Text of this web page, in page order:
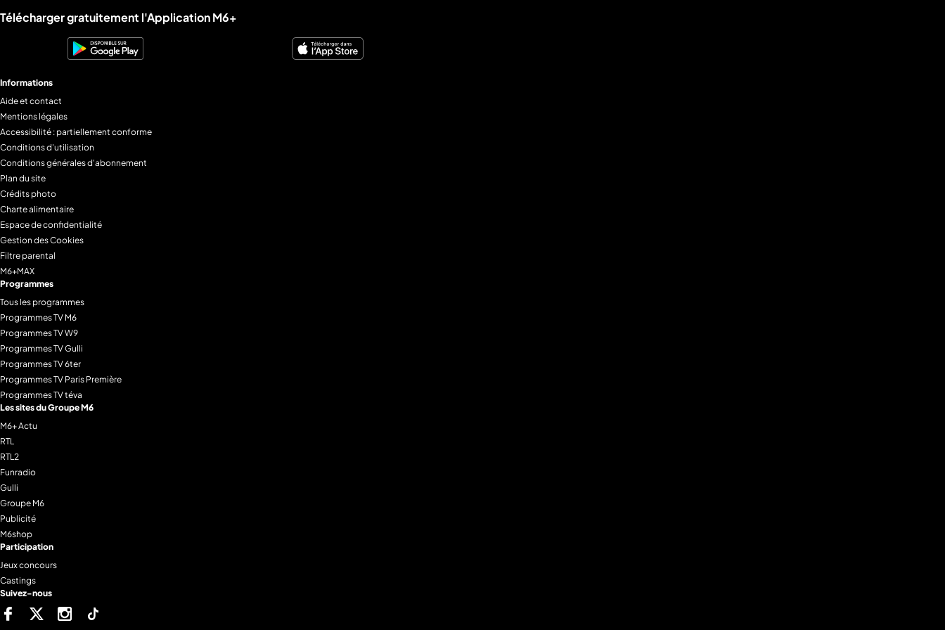
Liens utiles M6+.
Télécharger gratuitement l'Application M6+
Informations
Aide et contact
Mentions légales
Accessibilité : partiellement conforme
Conditions d'utilisation
Conditions générales d'abonnement
Plan du site
Crédits photo
Charte alimentaire
Espace de confidentialité
Gestion des Cookies
Filtre parental
M6+MAX
Programmes
Tous les programmes
Programmes TV M6
Programmes TV W9
Programmes TV Gulli
Programmes TV 6ter
Programmes TV Paris Première
Programmes TV téva
Les sites du Groupe M6
M6+ Actu
RTL
RTL2
Funradio
Gulli
Groupe M6
Publicité
M6shop
Participation
Jeux concours
Castings
Suivez-nous
FacebookTwitter Instagram